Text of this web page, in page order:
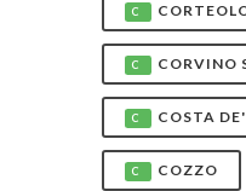
C
C CORVINO
C COSTA
C COZZO